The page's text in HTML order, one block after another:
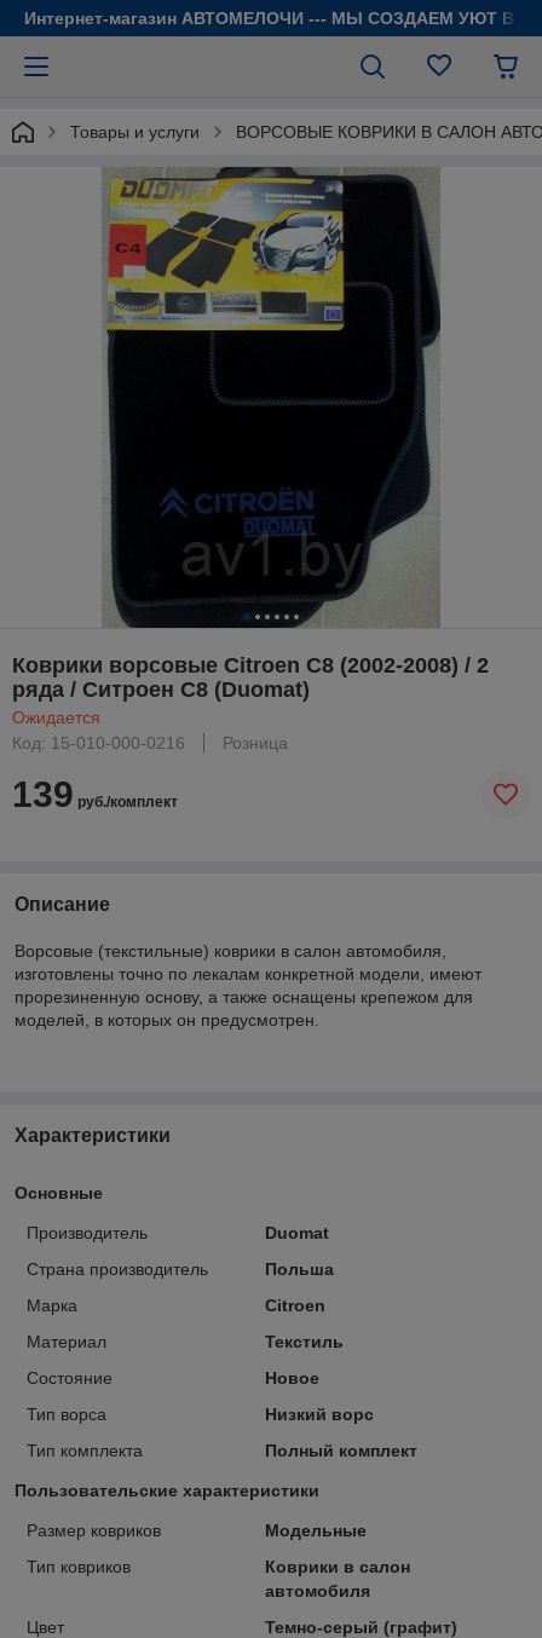
Интернет-магазин АВТОМЕЛОЧИ --- МЫ СОЗДАЕМ УЮТ В
Товары и услуги ВОРСОВЫЕ КОВРИКИ В САЛОН
Коврики ворсовые Citroen C8 (2002-2008) / 2
ряда / Ситроен С8 (Duomat)
Ожидается
Код: 15-010-000-0216
Розница
139 руб./комплект
Описание
Ворсовые (текстильные) коврики в салон автомобиля,
изготовлены точно по лекалам конкретной модели, имеют
прорезиненную основу, а также оснащены крепежом для
моделей, в которых он предусмотрен.
Характеристики
Основные
Производитель
Duomat
Страна производитель
Польша
Марка
Citroen
Материал
Текстиль
Состояние
Новое
Тип ворса
Низкий ворс
Тип комплекта
Полный комплект
Пользовательские характеристики
Размер ковриков
Модельные
Тип ковриков
Коврики в салон
автомобиля
Цвет
Темно-серый (графит)